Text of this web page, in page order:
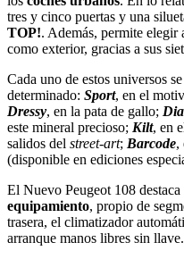
tres y cinco puertas y una
TOP!. Además, permite elegir
como exterior, gracias a sus
Cada uno de estos universos
determinado: Sport, en el
Dressy, en la pata de gallo;
este mineral precioso; Kilt, en
salidos del street-art; Barcode,
(disponible en ediciones
El Nuevo Peugeot 108 destaca
equipamiento, propio de
trasera, el climatizador
arranque manos libres sin llave.